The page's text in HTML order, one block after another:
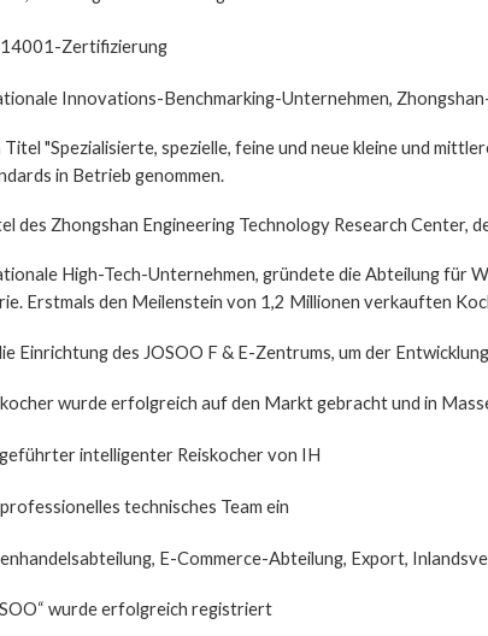
Zertifizierung
Innovations-Benchmarking-Unternehmen,
Titel "Spezialisierte, spezielle, feine und neue kleine und
in Betrieb genommen.
des Zhongshan Engineering Technology Research
High-Tech-Unternehmen, gründete die Abteilung für
Erstmals den Meilenstein von 1,2 Millionen verkauften
Einrichtung des JOSOO F & E-Zentrums, um der
wurde erfolgreich auf den Markt gebracht und in
intelligenter Reiskocher von IH
technisches Team ein
E-Commerce-Abteilung, Export,
wurde erfolgreich registriert